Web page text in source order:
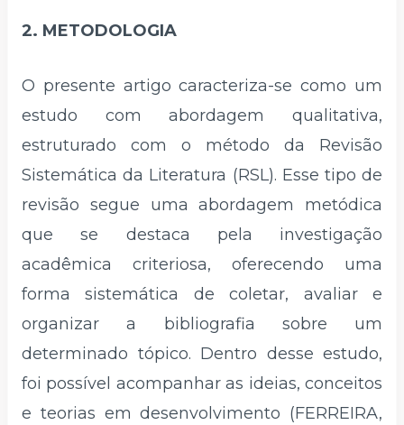
2. METODOLOGIA
O presente artigo caracteriza-se como um
estudo com abordagem qualitativa,
estruturado com o método da Revisão
Sistemática da Literatura (RSL). Esse tipo de
revisão segue uma abordagem metódica
que se destaca pela investigação
acadêmica criteriosa, oferecendo uma
forma sistemática de coletar, avaliar e
organizar a bibliografia sobre um
determinado tópico. Dentro desse estudo,
foi possível acompanhar as ideias, conceitos
e teorias em desenvolvimento (FERREIRA,